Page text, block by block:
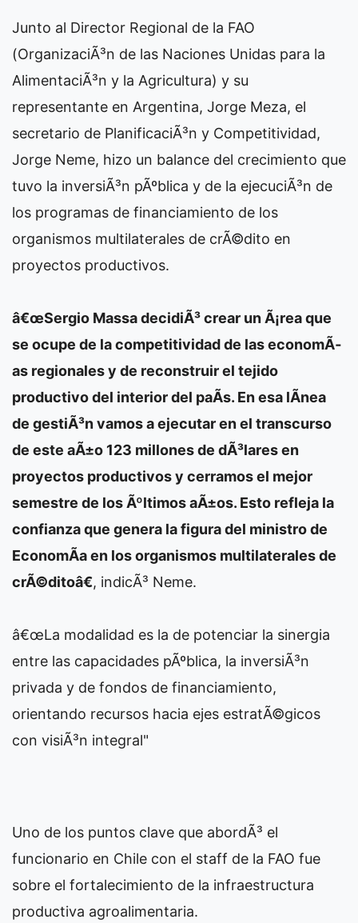
Junto al Director Regional de la FAO
(OrganizaciÃ³n de las Naciones Unidas para la
AlimentaciÃ³n y la Agricultura) y su
representante en Argentina, Jorge Meza, el
secretario de PlanificaciÃ³n y Competitividad,
Jorge Neme, hizo un balance del crecimiento que
tuvo la inversiÃ³n pÃºblica y de la ejecuciÃ³n de
los programas de financiamiento de los
organismos multilaterales de crÃ©dito en
proyectos productivos.
â€œSergio Massa decidiÃ³ crear un Ã¡rea que
se ocupe de la competitividad de las economÃ­
as regionales y de reconstruir el tejido
productivo del interior del paÃ­s. En esa lÃ­nea
de gestiÃ³n vamos a ejecutar en el transcurso
de este aÃ±o 123 millones de dÃ³lares en
proyectos productivos y cerramos el mejor
semestre de los Ãºltimos aÃ±os. Esto refleja la
confianza que genera la figura del ministro de
EconomÃ­a en los organismos multilaterales de
crÃ©ditoâ€, indicÃ³ Neme.
â€œLa modalidad es la de potenciar la sinergia
entre las capacidades pÃºblica, la inversiÃ³n
privada y de fondos de financiamiento,
orientando recursos hacia ejes estratÃ©gicos
con visiÃ³n integral"
Uno de los puntos clave que abordÃ³ el
funcionario en Chile con el staff de la FAO fue
sobre el fortalecimiento de la infraestructura
productiva agroalimentaria.